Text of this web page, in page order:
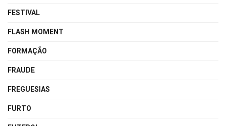
FESTIVAL
FLASH MOMENT
FORMAÇÃO
FRAUDE
FREGUESIAS
FURTO